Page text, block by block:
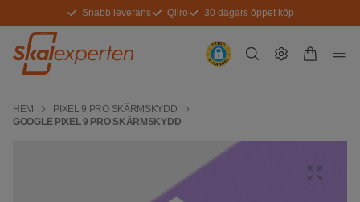
Snabb leverans Qliro 30 dagars öppet köp
HEM
PIXEL 9 PRO SKÄRMSKYDD
GOOGLE PIXEL 9 PRO SKÄRMSKYDD